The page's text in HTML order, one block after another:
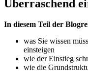
Überraschend
In diesem Teil der
was Sie wissen
einsteigen
wie der Einstieg
wie die